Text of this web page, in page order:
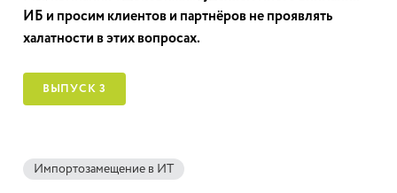
ИБ и просим клиентов и партнёров не проявлять
халатности в этих вопросах.
ВЫПУСК 3
Импортозамещение в ИТ